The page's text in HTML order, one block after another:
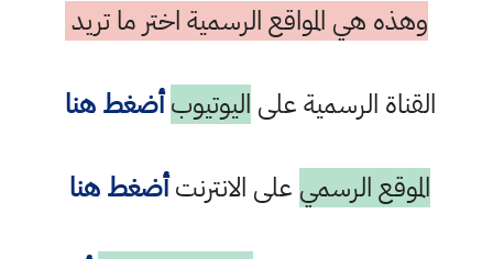
وهذه هي المواقع الرسمية اختر ما تريد
القناة الرسمية على اليوتيوب أضغط هنا
الموقع الرسمي على الانترنتأضغط هنا